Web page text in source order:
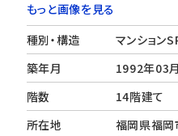
もっと画像を見る
種別・構造
マンション
築年月
1992年03月
階数
14階建て
所在地
福岡県福